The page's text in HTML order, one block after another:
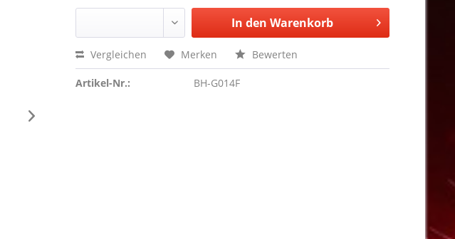
In den Warenkorb
Vergleichen Merken Bewerten
Artikel-Nr.: BH-G014F